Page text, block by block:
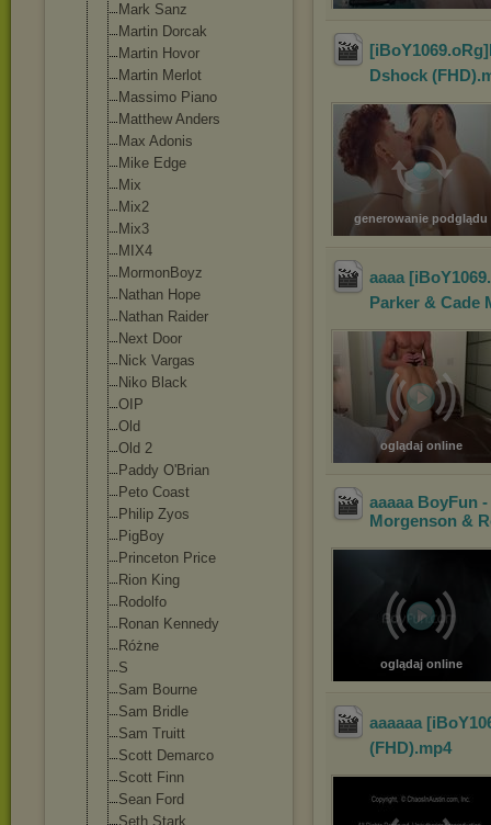
Mark Sanz
Martin Dorcak
Martin Hovor
Martin Merlot
Massimo Piano
Matthew Anders
Max Adonis
Mike Edge
Mix
Mix2
Mix3
MIX4
MormonBoyz
Nathan Hope
Nathan Raider
Next Door
Nick Vargas
Niko Black
OIP
Old
Old 2
Paddy O'Brian
Peto Coast
Philip Zyos
PigBoy
Princeton Price
Rion King
Rodolfo
Ronan Kennedy
Różne
S
Sam Bourne
Sam Bridle
Sam Truitt
Scott Demarco
Scott Finn
Sean Ford
Seth Stark
Dshock (FHD)
generowanie podglądu
aaaa
Parker & Cade
oglądaj online
aaaaa BoyFun
Morgenson &
oglądaj online
aaaaaa
(FHD).mp4